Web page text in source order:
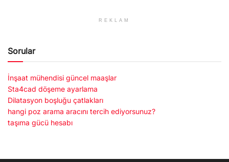
REKLAM
Sorular
İnşaat mühendisi güncel maaşlar
Sta4cad döşeme ayarlama
Dilatasyon boşluğu çatlakları
hangi poz arama aracını tercih ediyorsunuz?
taşıma gücü hesabı